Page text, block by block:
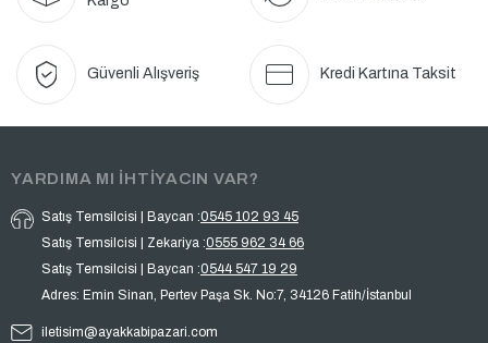
Güvenli Alışveriş Kredi Kartına Taksit
YARDIMA MI İHTİYACIN VAR?
Satış Temsilcisi | Baycan :0545 102 93 45
Satış Temsilcisi | Zekariya :0555 962 34 66
Satış Temsilcisi | Baycan :0544 547 19 29
Adres: Emin Sinan, Pertev Paşa Sk. No:7, 34126 Fatih/İstanbul
iletisim@ayakkabipazari.com